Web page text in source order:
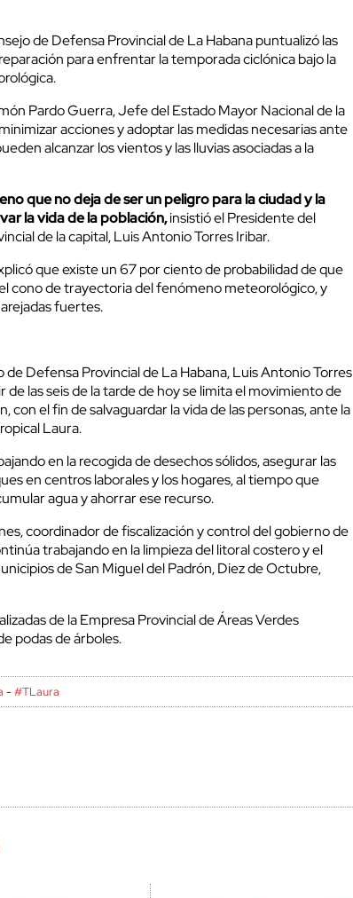
de Defensa Provincial de La Habana puntualizó las
para enfrentar la temporada ciclónica bajo la
Pardo Guerra, Jefe del Estado Mayor Nacional de la
acciones y adoptar las medidas necesarias ante
alcanzar los vientos y las lluvias asociadas a la
que no deja de ser un peligro para la ciudad yla
la vida de la población,insistió el Presidente del
de la capital, Luis Antonio Torres Iribar.
que existe un 67 por ciento de probabilidad de que
cono de trayectoria del fenómeno meteorológico, y
fuertes.
de Defensa Provincial de La Habana, Luis Antonio Torres
de las seis de la tarde de hoy se limita el movimiento de
con el fin de salvaguardar la vida de las personas, ante la
Laura.
en la recogida de desechos sólidos, asegurar las
en centros laborales y los hogares, al tiempo que
agua y ahorrar ese recurso.
coordinador de fiscalización y control del gobierno de
trabajando en la limpieza del litoral costero y el
de San Miguel del Padrón, Diez de Octubre,
de la Empresa Provincial de Áreas Verdes
podas de árboles.
-#TLaura